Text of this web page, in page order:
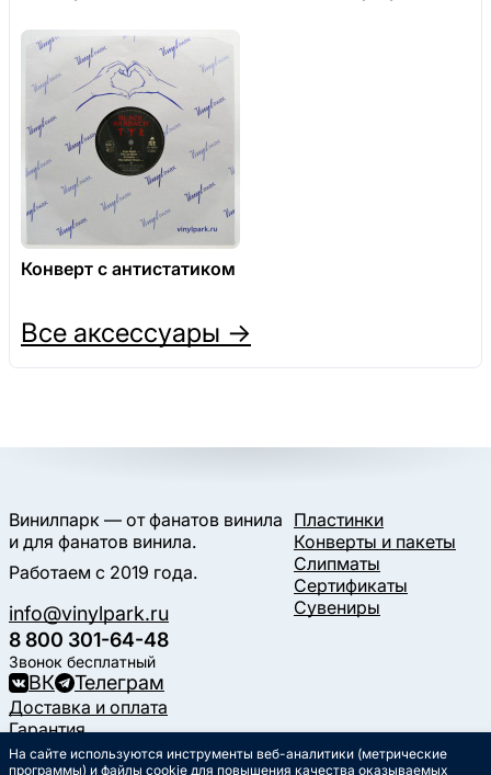
Конверт с антистатиком
Все аксессуары →
Винилпарк — от фанатов винила
и для фанатов винила.
Работаем с 2019 года.
info@vinylpark.ru
8 800 301-64-48
Звонок бесплатный
ВК Телеграм
Пластинки
Конверты и пакеты
Слипматы
Сертификаты
Сувениры
Доставка и оплата
Гарантия
Контакты
На сайте используются инструменты веб-аналитики (метрические
программы) и файлы cookie для повышения качества оказываемых